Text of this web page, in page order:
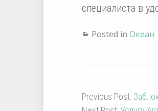
специалиста в
Posted in Океан
Previous Post: